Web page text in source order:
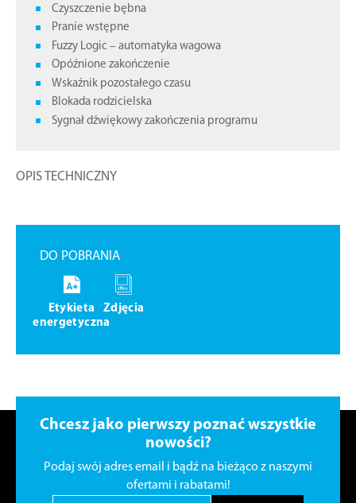
Czyszczenie bębna
Pranie wstępne
Fuzzy Logic – automatyka wagowa
Opóźnione zakończenie
Wskaźnik pozostałego czasu
Blokada rodzicielska
Sygnał dźwiękowy zakończenia programu
OPIS TECHNICZNY
DO POBRANIA
Etykieta
energetyczna
Zdjęcia
Chcesz jako pierwszy poznać wszystkie
nowości?
Podaj swój adres email i bądź na bieżąco z naszymi
ofertami i rabatami!